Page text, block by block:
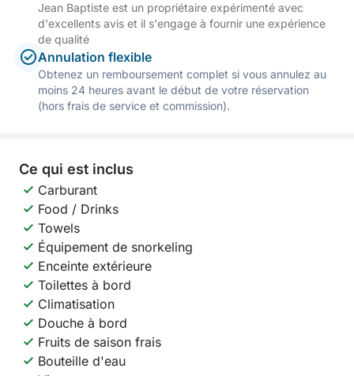
Jean Baptiste est un propriétaire expérimenté avec
d'excellents avis et il s'engage à fournir une expérience
de qualité
Annulation flexible
Obtenez un remboursement complet si vous annulez au
moins 24 heures avant le début de votre réservation
(hors frais de service et commission).
Ce qui est inclus
Carburant
Food / Drinks
Towels
Équipement de snorkeling
Enceinte extérieure
Toilettes à bord
Climatisation
Douche à bord
Fruits de saison frais
Bouteille d'eau